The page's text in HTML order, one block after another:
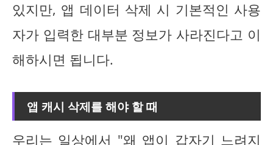
있지만, 앱 데이터 삭제 시 기본적인 사용
자가 입력한 대부분 정보가 사라진다고 이
해하시면 됩니다.
앱 캐시 삭제를 해야 할 때
우리는 일상에서 "왜 앱이 갑자기 느려지